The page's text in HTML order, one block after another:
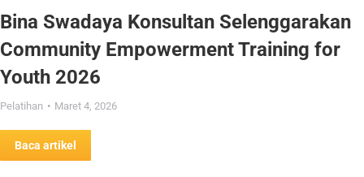
Bina Swadaya Konsultan Selenggarakan
Community Empowerment Training for
Youth 2026
Pelatihan Maret 4, 2026
Baca artikel